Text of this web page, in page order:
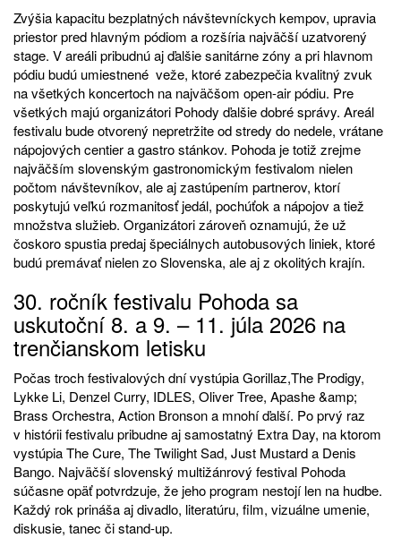
Zvýšia kapacitu bezplatných návštevníckych kempov, upravia
priestor pred hlavným pódiom a rozšíria najväčší uzatvorený
stage. V areáli pribudnú aj ďalšie sanitárne zóny a pri hlavnom
pódiu budú umiestnené veže, ktoré zabezpečia kvalitný zvuk
na všetkých koncertoch na najväčšom open-air pódiu. Pre
všetkých majú organizátori Pohody ďalšie dobré správy. Areál
festivalu bude otvorený nepretržite od stredy do nedele, vrátane
nápojových centier a gastro stánkov. Pohoda je totiž zrejme
najväčším slovenským gastronomickým festivalom nielen
počtom návštevníkov, ale aj zastúpením partnerov, ktorí
poskytujú veľkú rozmanitosť jedál, pochúťok a nápojov a tiež
množstva služieb. Organizátori zároveň oznamujú, že už
čoskoro spustia predaj špeciálnych autobusových liniek, ktoré
budú premávať nielen zo Slovenska, ale aj z okolitých krajín.
30. ročník festivalu Pohoda sa
uskutoční 8. a 9. – 11. júla 2026 na
trenčianskom letisku
Počas troch festivalových dní vystúpia Gorillaz,The Prodigy,
Lykke Li, Denzel Curry, IDLES, Oliver Tree, Apashe &amp;
Brass Orchestra, Action Bronson a mnohí ďalší. Po prvý raz
v histórii festivalu pribudne aj samostatný Extra Day, na ktorom
vystúpia The Cure, The Twilight Sad, Just Mustard a Denis
Bango. Najväčší slovenský multižánrový festival Pohoda
súčasne opäť potvrdzuje, že jeho program nestojí len na hudbe.
Každý rok prináša aj divadlo, literatúru, film, vizuálne umenie,
diskusie, tanec či stand-up.